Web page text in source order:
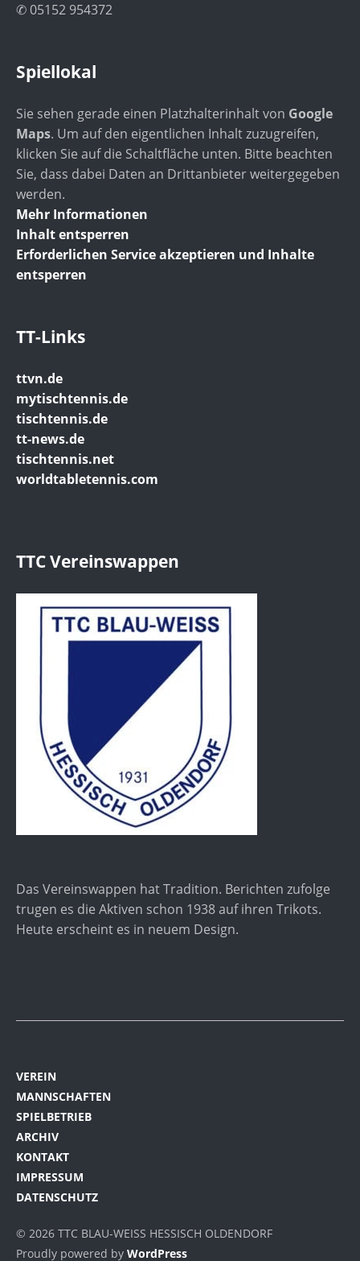
✆ 05152 954372
Spiellokal
Sie sehen gerade einen Platzhalterinhalt von Google
Maps. Um auf den eigentlichen Inhalt zuzugreifen,
klicken Sie auf die Schaltfläche unten. Bitte beachten
Sie, dass dabei Daten an Drittanbieter weitergegeben
werden.
Mehr Informationen
Inhalt entsperren
Erforderlichen Service akzeptieren und Inhalte
entsperren
TT-Links
ttvn.de
mytischtennis.de
tischtennis.de
tt-news.de
tischtennis.net
worldtabletennis.com
TTC Vereinswappen
Das Vereinswappen hat Tradition. Berichten zufolge
trugen es die Aktiven schon 1938 auf ihren Trikots.
Heute erscheint es in neuem Design.
© 2026 TTC BLAU-WEISS HESSISCH OLDENDORF
Proudly powered by WordPress
VEREIN
MANNSCHAFTEN
SPIELBETRIEB
ARCHIV
KONTAKT
IMPRESSUM
DATENSCHUTZ